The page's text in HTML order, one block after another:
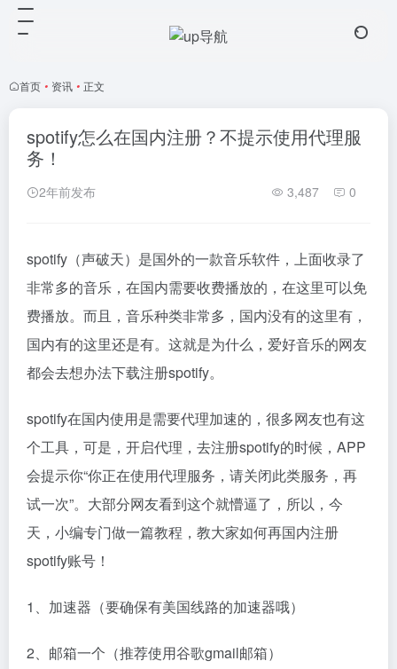
首页 • 资讯 • 正文
spotify怎么在国内注册？不提示使用代理服
务！
2年前发布 3,487 0
spotify（声破天）是国外的一款音乐软件，上面收录了
非常多的音乐，在国内需要收费播放的，在这里可以免
费播放。而且，音乐种类非常多，国内没有的这里有，
国内有的这里还是有。这就是为什么，爱好音乐的网友
都会去想办法下载注册spotify。
spotify在国内使用是需要代理加速的，很多网友也有这
个工具，可是，开启代理，去注册spotify的时候，APP
会提示你“你正在使用代理服务，请关闭此类服务，再
试一次”。大部分网友看到这个就懵逼了，所以，今
天，小编专门做一篇教程，教大家如何再国内注册
spotify账号！
1、加速器（要确保有美国线路的加速器哦）
2、邮箱一个（推荐使用谷歌gmail邮箱）